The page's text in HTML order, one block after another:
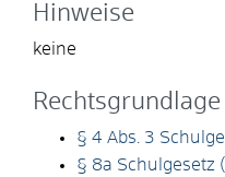
Hinweise
keine
Rechtsgrundlage
§ 4 Abs. 3
§ 8a Schulgesetz